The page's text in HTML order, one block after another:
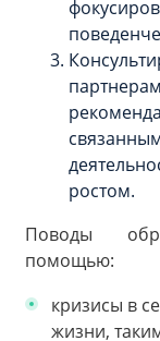
ростом.
Поводы
помощью:
кризисы в
жизни,